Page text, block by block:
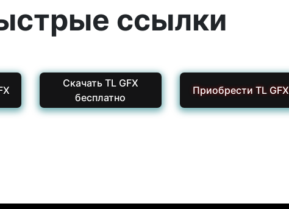
ссылки
Скачать TL GFX
бесплатно
Приобрести TL GFX